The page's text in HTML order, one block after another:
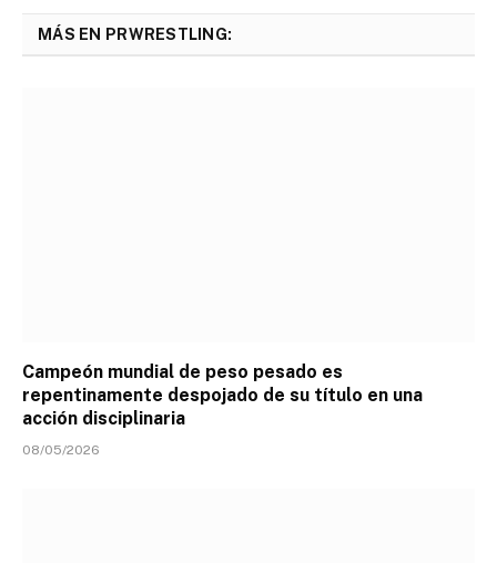
MÁS EN PRWRESTLING:
Campeón mundial de peso pesado es
repentinamente despojado de su título en una
acción disciplinaria
08/05/2026